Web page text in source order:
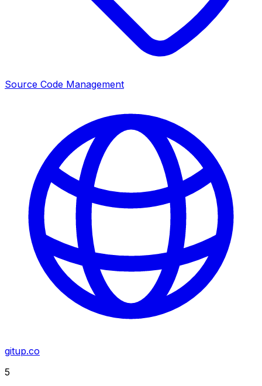
Source Code Management
gitup.co
5